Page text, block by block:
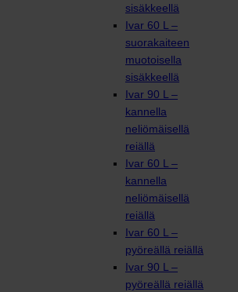
sisäkkeellä
Ivar 60 L –
suorakaiteen
muotoisella
sisäkkeellä
Ivar 90 L –
kannella
neliömäisellä
reiällä
Ivar 60 L –
kannella
neliömäisellä
reiällä
Ivar 60 L –
pyöreällä reiällä
Ivar 90 L –
pyöreällä reiällä